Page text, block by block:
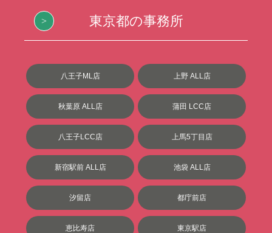
東京都の事務所
八王子ML店 上野 ALL店
秋葉原 ALL店 蒲田 LCC店
八王子LCC店 上馬5丁目店
新宿駅前 ALL店 池袋 ALL店
汐留店 都庁前店
恵比寿店 東京駅店